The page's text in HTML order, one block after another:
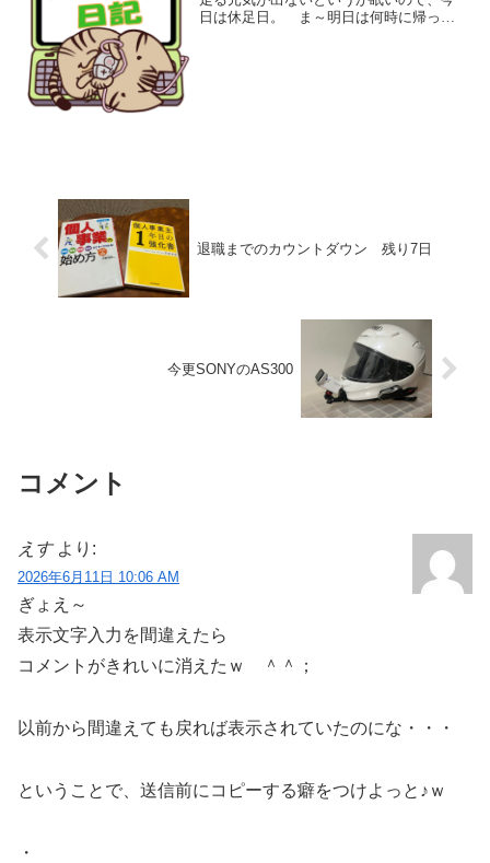
日は休足日。 ま～明日は何時に帰って
退職までのカウントダウン 残り7日
今更SONYのAS300
コメント
えす より:
2026年6月11日 10:06 AM
ぎょえ～
表示文字入力を間違えたら
コメントがきれいに消えたｗ ＾＾；
以前から間違えても戻れば表示されていたのにな・・・
ということで、送信前にコピーする癖をつけよっと♪ｗ
・